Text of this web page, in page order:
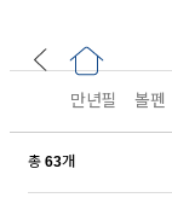
만년필 볼펜
총 63개